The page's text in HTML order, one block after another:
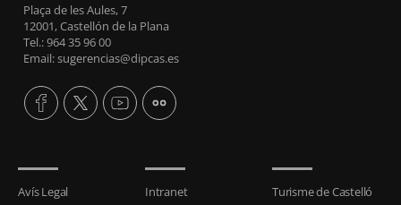
Plaça de les Aules, 7
12001, Castellón de la Plana
Tel.: 964 35 96 00
Email: sugerencias@dipcas.es
Avís Legal
Intranet
Turisme de Castelló